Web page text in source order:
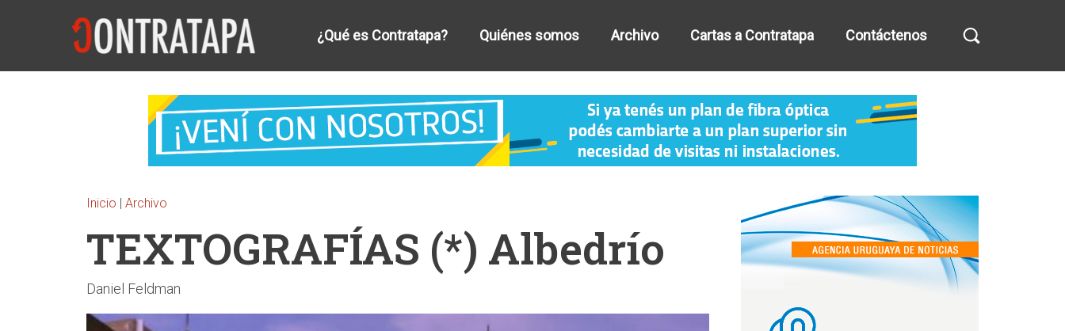
¿Qué es Contratapa? Quiénes somos Archivo Cartas a Contratapa Contáctenos
Inicio | Archivo
TEXTOGRAFÍAS (*) Albedrío
Daniel Feldman